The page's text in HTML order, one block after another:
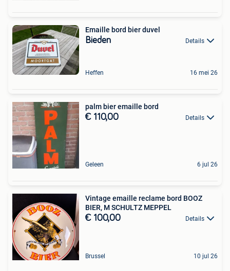
Emaille bord bier duvel
Bieden Details
Heffen 16 mei 26
palm bier emaille bord
€ 110,00 Details
Geleen 6 jul 26
Vintage emaille reclame bord BOOZ
BIER, M SCHULTZ MEPPEL
€ 100,00 Details
Brussel 10 jul 26